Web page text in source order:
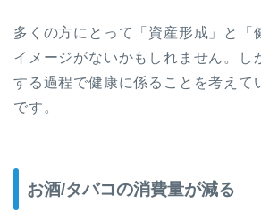
多くの方にとって「資産形成」と「
イメージがないかもしれません。し
する過程で健康に係ることを考えて
です。
お酒/タバコの消費量が減る